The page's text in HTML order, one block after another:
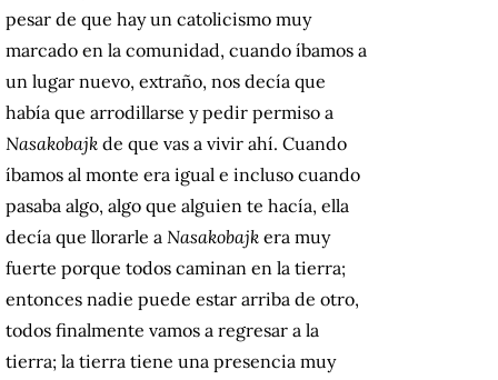
pesar de que hay un catolicismo muy
marcado en la comunidad, cuando íbamos a
un lugar nuevo, extraño, nos decía que
había que arrodillarse y pedir permiso a
Nasakobajk de que vas a vivir ahí. Cuando
íbamos al monte era igual e incluso cuando
pasaba algo, algo que alguien te hacía, ella
decía que llorarle a Nasakobajk era muy
fuerte porque todos caminan en la tierra;
entonces nadie puede estar arriba de otro,
todos finalmente vamos a regresar a la
tierra; la tierra tiene una presencia muy